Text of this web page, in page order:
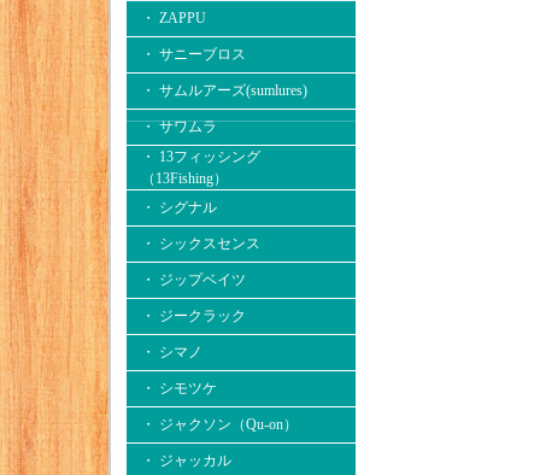
・ ZAPPU
・ サニーブロス
・ サムルアーズ(sumlures)
・ サワムラ
・ 13フィッシング
（13Fishing）
・ シグナル
・ シックスセンス
・ ジップベイツ
・ ジークラック
・ シマノ
・ シモツケ
・ ジャクソン（Qu-on）
・ ジャッカル